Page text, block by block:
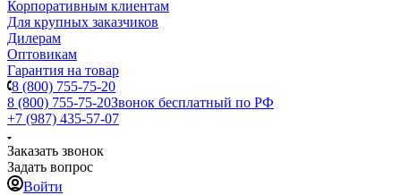
Корпоративным клиентам
Для крупных заказчиков
Дилерам
Оптовикам
Гарантия на товар
8 (800) 755-75-20
8 (800) 755-75-20Звонок бесплатный по РФ
+7 (987) 435-57-07
Заказать звонок
Задать вопрос
Войти